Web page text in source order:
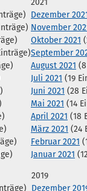
2021
Dezember
November
Oktober 2021
September
August 2021
Juli 2021 (19
Juni 2021 (28
Mai 2021 (14
April 2021 (18
März 2021 (24
Februar 2021
Januar 2021
2019
Dezember